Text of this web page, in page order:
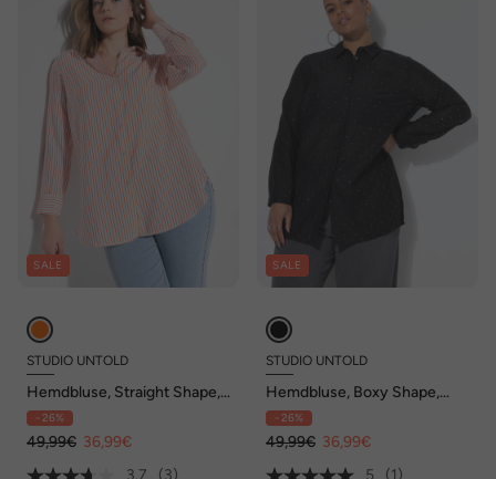
SALE
STUDIO UNTOLD
Hemdbluse, Straight Shape,
Streifen
- 26%
49,99€ 36,99€
3.7
(3)
SALE
STUDIO UNTOLD
Hemdbluse, Boxy Shape,
Glitzersteinchen
- 26%
49,99€ 36,99€
5
(1)